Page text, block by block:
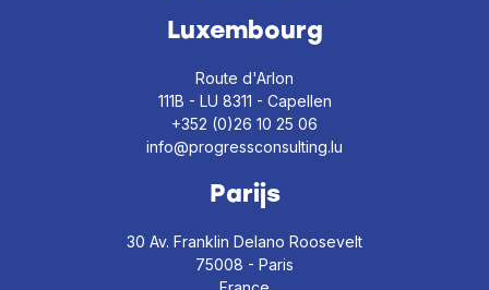
Luxembourg
Route d'Arlon
111B - LU 8311 - Capellen
+352 (0)26 10 25 06
info@progressconsulting.lu
Parijs
30 Av. Franklin Delano Roosevelt
75008 - Paris